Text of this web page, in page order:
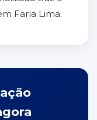
Faria Lima.